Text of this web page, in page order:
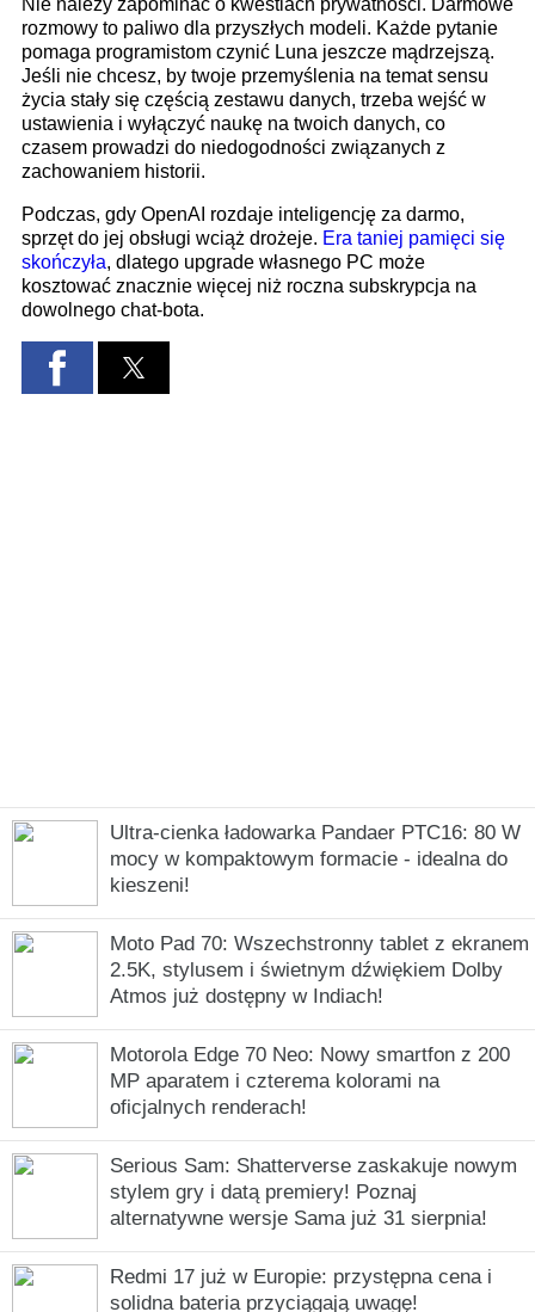
Ultra-cienka ładowarka Pandaer PTC16: 80 W
mocy w kompaktowym formacie - idealna do
kieszeni!
Moto Pad 70: Wszechstronny tablet z ekranem
2.5K, stylusem i świetnym dźwiękiem Dolby
Atmos już dostępny w Indiach!
Motorola Edge 70 Neo: Nowy smartfon z 200
MP aparatem i czterema kolorami na
oficjalnych renderach!
Serious Sam: Shatterverse zaskakuje nowym
stylem gry i datą premiery! Poznaj
alternatywne wersje Sama już 31 sierpnia!
Redmi 17 już w Europie: przystępna cena i
solidna bateria przyciągają uwagę!